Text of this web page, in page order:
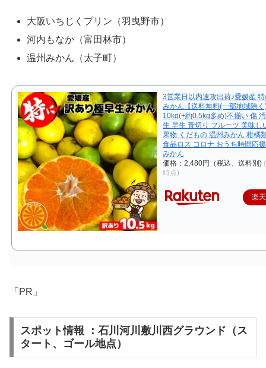
大阪いちじくプリン（羽曳野市）
河内もなか（富田林市）
温州みかん（太子町）
3営業日以内速攻出荷♪愛媛産
みかん【送料無料(一部地域除
10kg(+約0.5kg多め)不揃い 傷
生 早生 青切り フルーツ 美味し
果物 くだもの 温州みかん 柑橘
食品ロス コロナ おうち時間応
みかん
価格：2,480円（税込、送料別)
時点)
楽
「PR」
スポット情報 ：石川河川敷川西グラウンド（ス
タート、ゴール地点）